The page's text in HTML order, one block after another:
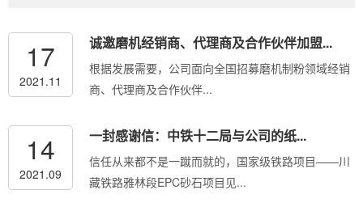
17
2021.11
诚邀磨机经销商、代理商及合作伙伴加盟...
根据发展需要，公司面向全国招募磨机制粉领域经销
商、代理商及合作伙伴...
14
2021.09
一封感谢信：中铁十二局与公司的纸...
信任从来都不是一蹴而就的，国家级铁路项目——川
藏铁路雅林段EPC砂石项目见...